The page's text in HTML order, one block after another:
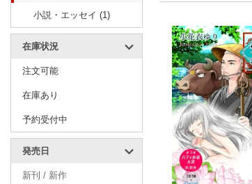
小説・エッセイ (1)
在庫状況
注文可能
在庫あり
予約受付中
発売日
新刊 / 新作